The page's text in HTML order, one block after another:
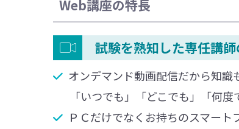
Web講座の特長
試験を熟知した専任講
オンデマンド動画配信だから知
「いつでも」「どこでも」「何度
ＰＣだけでなくお持ちのスマー